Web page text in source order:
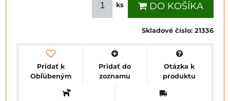
ks DO KOŠÍKA
Skladové číslo: 21336
Pridať k
Obľúbeným
Pridať do
zoznamu
Otázka k
produktu